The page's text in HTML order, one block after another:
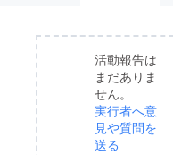
活動報告は
まだありま
せん。
実行者へ意
見や質問を
送る